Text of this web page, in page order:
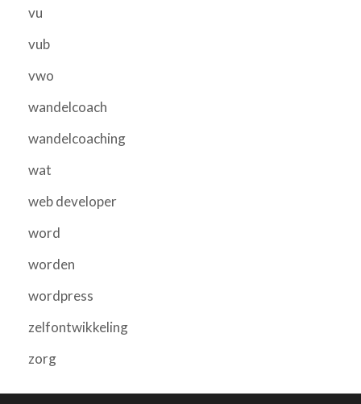
vu
vub
vwo
wandelcoach
wandelcoaching
wat
web developer
word
worden
wordpress
zelfontwikkeling
zorg